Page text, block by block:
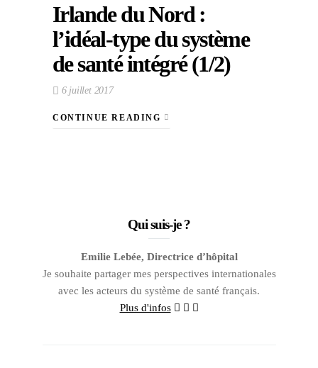
Irlande du Nord :
l’idéal-type du système
de santé intégré (1/2)
6 juillet 2017
CONTINUE READING
Qui suis-je ?
Emilie Lebée, Directrice d’hôpital
Je souhaite partager mes perspectives internationales
avec les acteurs du système de santé français.
Plus d'infos